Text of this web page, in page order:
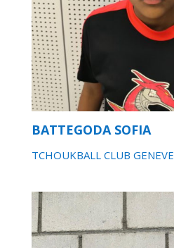
BATTEGODA SOFIA
TCHOUKBALL CLUB GENEVE